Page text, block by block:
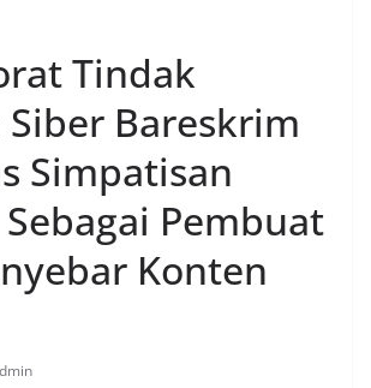
Tindak
Siber Bareskrim
Simpatisan
Pembuat
Konten